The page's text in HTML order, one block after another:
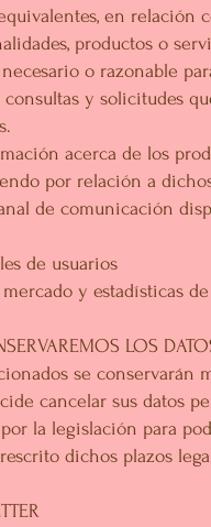
en relación
productos o
o razonable
y solicitudes que
acerca de los
por relación a
de comunicación
de usuarios
y estadísticas de
LOS
se
cancelar sus datos
la legislación para
dichos plazos